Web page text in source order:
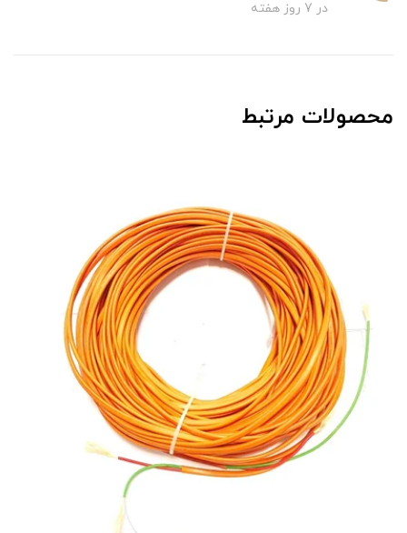
در 7 روز هفته
محصولات مرتبط